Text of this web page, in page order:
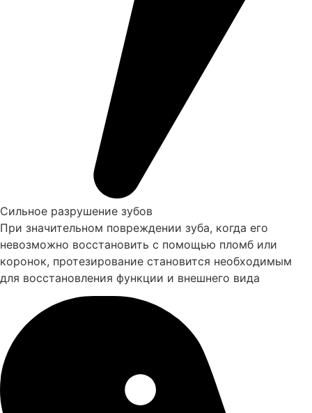
Сильное разрушение зубов
При значительном повреждении зуба, когда его
невозможно восстановить с помощью пломб или
коронок, протезирование становится необходимым
для восстановления функции и внешнего вида